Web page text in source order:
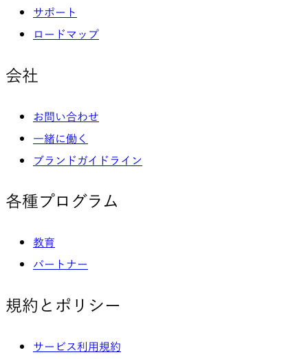
サポート
ロードマップ
会社
お問い合わせ
一緒に働く
ブランドガイドライン
各種プログラム
教育
パートナー
規約とポリシー
サービス利用規約